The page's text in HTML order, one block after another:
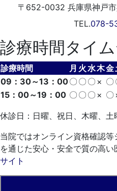
〒652-0032 兵庫県神戸
TEL.078-
診療時間タイ
診療時間 月 火 水木金
09：30～13：00〇 〇 〇 × 〇
15：00～19：00 〇 〇 〇 × 〇
休診日：日曜、祝日、木曜、土
当院ではオンライン資格確認
を通じた安心・安全で質の高い
サイト